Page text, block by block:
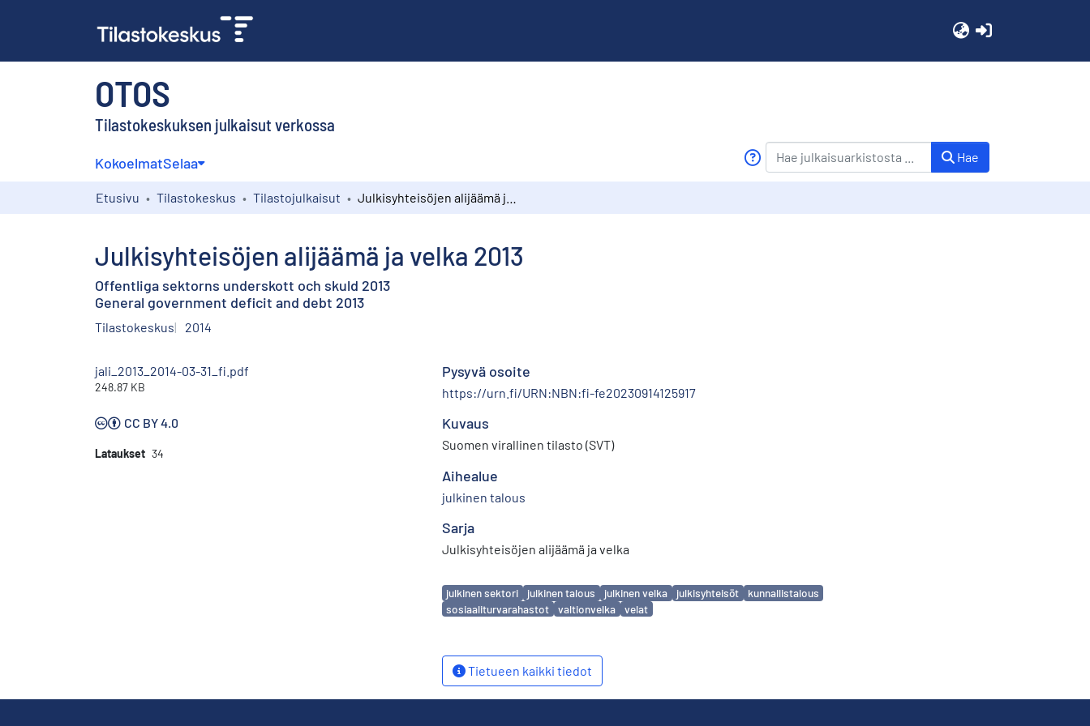
OTOS
Tilastokeskuksen julkaisut verkossa
KokoelmatSelaa Hae
Etusivu Tilastokeskus Tilastojulkaisut
Julkisyhteisöjen alijäämä ja velka 2013
Offentliga sektorns underskott och skuld 2013
General government deficit and debt 2013
Tilastokeskus 2014
jali_2013_2014-03-31_fi.pdf
248.87 KB
CC BY 4.0
Lataukset 34
Pysyvä osoite
https://urn.fi/URN:NBN:fi-fe20230914125917
Kuvaus
Suomen virallinen tilasto (SVT)
Aihealue
julkinen talous
Sarja
Julkisyhteisöjen alijäämä ja velka
Avainsanat
julkinen sektori julkinen talous julkinen velka julkisyhteisöt
kunnallistalous
sosiaaliturvarahastot
valtionvelka velat
Tietueen kaikki tiedot